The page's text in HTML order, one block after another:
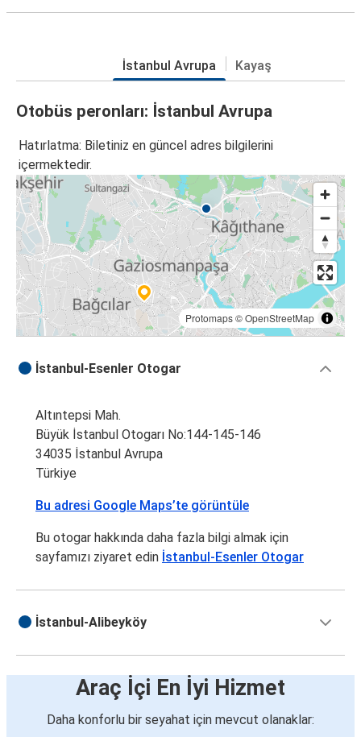
İstanbul Avrupa Kayaş
Otobüs peronları: İstanbul Avrupa
Hatırlatma: Biletiniz en güncel adres bilgilerini
içermektedir.
Protomaps©OpenStreetMap
İstanbul-Esenler Otogar
Altıntepsi Mah.
Büyük İstanbul Otogarı No:144-145-146
34035 İstanbul Avrupa
Türkiye
Bu adresi Google Maps’te görüntüle
Bu otogar hakkında daha fazla bilgi almak için
sayfamızı ziyaret edin İstanbul-Esenler Otogar
İstanbul-Alibeyköy
Araç İçi En İyi Hizmet
Daha konforlu bir seyahat için mevcut olanaklar: